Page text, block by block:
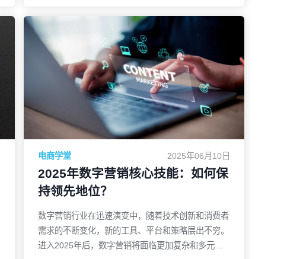
销的协同关系，并分享一些能够帮助您提升线上业绩
的策略。通过正确的策略，您可以将SEO和内容营销
这两种强大工具无缝结合，帮助您的网站实现质的飞
跃。SEO与内容营销：两个不可分割的营销工具首
先，了解SEO与内容营销的基本概念是至关重要的。
SEO：提升搜索引擎排名，增加曝光SEO是指通过
优化网站结构、内容和技术，提升网站在搜索引擎中
的排名。通过SEO优化，网站能够在搜索结果中脱颖
而出，吸引更多自然流量。常见的SEO优化策略包
括：关键词研究、页面优化、内外部链接建设、提升
页面加载速度以及保证网站的移动友好性等。内容营
销：以价值驱动的内容吸引目标客户内容营销则是通
过创作和传播有价值的内容，吸引并维系目标受众。
内容营销不单是发布信息，而是通过内容的形式教育
用户、解决问题，或者
了解更多
2025年06月10日
电商学堂
2025年数字营销核心技能：如何保
持领先地位？
数字营销行业在迅速演变中，随着技术创新和消费者
需求的不断变化，新的工具、平台和策略层出不穷。
进入2025年后，数字营销将面临更加复杂和多元化